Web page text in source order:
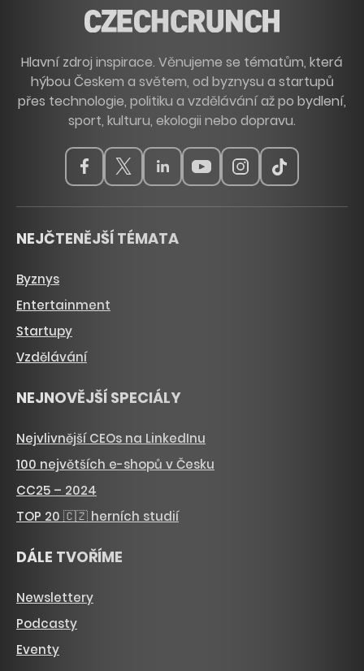
Hlavní zdroj inspirace. Věnujeme se tématům, která
hýbou Českem a světem, od byznysu a startupů
přes technologie, politiku a vzdělávání až po bydlení,
sport, kulturu, ekologii nebo dopravu.
NEJČTENĚJŠÍ TÉMATA
Byznys
Entertainment
Startupy
Vzdělávání
NEJNOVĚJŠÍ SPECIÁLY
Nejvlivnější CEOs na LinkedInu
100 největších e-shopů v Česku
CC25 – 2024
TOP 20 🇨🇿 herních studií
DÁLE TVOŘÍME
Newslettery
Podcasty
Eventy